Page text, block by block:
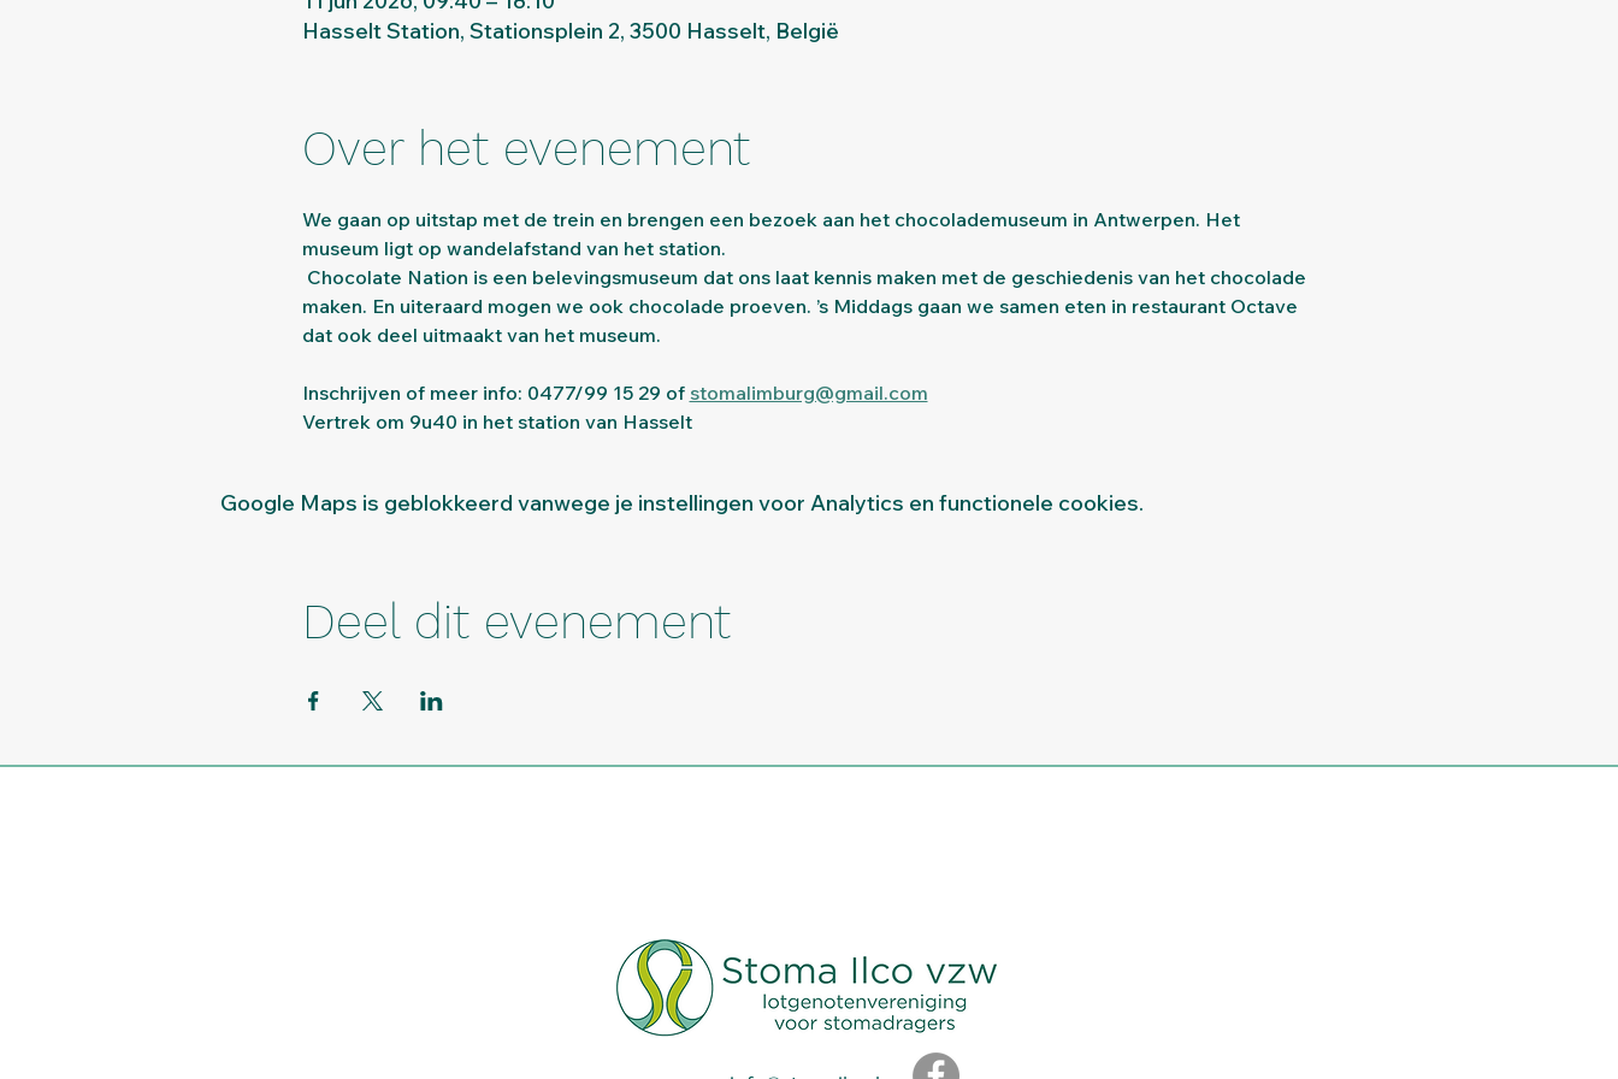
Hasselt Station, Stationsplein 2, 3500 Hasselt, België
Over het evenement
We gaan op uitstap met de trein en brengen een bezoek aan het chocolademuseum in Antwerpen. Het
museum ligt op wandelafstand van het station.
maken. En uiteraard mogen we ook chocolade proeven. ’s Middags gaan we samen eten in restaurant Octave
dat ook deel uitmaakt van het museum.
Inschrijven of meer info: 0477/99 15 29 of stomalimburg@gmail.com
Vertrek om 9u40 in het station van Hasselt
Google Maps is geblokkeerd vanwege je instellingen voor Analytics en functionele cookies.
Deel dit evenement